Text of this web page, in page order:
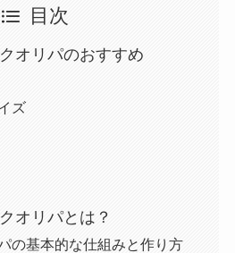
目次
オリパのおすすめ
ズ
オリパとは？
の基本的な仕組みと作り方